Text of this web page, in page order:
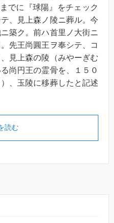
でに『球陽』をチェック
、見上森ノ陵ニ葬ル。今
築ク。前ハ首里ノ大街ニ
先王尚圓王ヲ奉シテ、コ
見上森の陵（みやーぎむ
尚円王の霊骨を、１５０
、玉陵に移葬したと記述
読む